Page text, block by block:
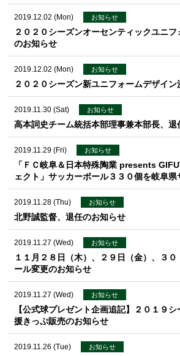
2019.12.02 (Mon) お知らせ
２０２０シーズンオーセンティックユニ
のお知らせ
2019.12.02 (Mon) お知らせ
２０２０シーズン新ユニフォームデザイ
2019.11.30 (Sat) お知らせ
高本詞史チーム統括本部理事兼本部長、退
2019.11.29 (Fri) お知らせ
「ＦＣ岐阜＆日本特殊陶業 presents
ェクト」サッカーボール３３０個を岐阜
2019.11.28 (Thu) お知らせ
北野誠監督、退任のお知らせ
2019.11.27 (Wed) お知らせ
１１月２８日（木）、２９日（金）、３
ール変更のお知らせ
2019.11.27 (Wed) お知らせ
【公式球プレゼント企画追記】２０１９
援きっぷ販売のお知らせ
2019.11.26 (Tue) お知らせ